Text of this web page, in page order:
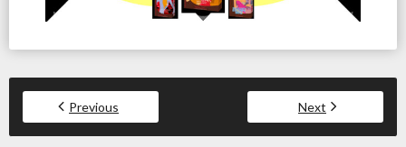
Previous Next